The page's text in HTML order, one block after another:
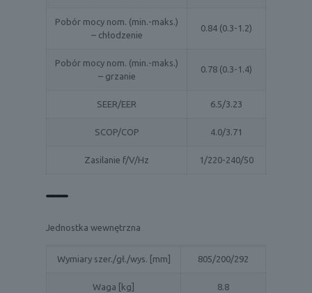
Pobór mocy nom. (min.-maks.)
– chłodzenie
0.84 (0.3-1.2)
Pobór mocy nom. (min.-maks.)
– grzanie
0.78 (0.3-1.4)
SEER/EER 6.5/3.23
SCOP/COP 4.0/3.71
Zasilanie f/V/Hz 1/220-240/50
Jednostka wewnętrzna
Wymiary szer./gł./wys. [mm] 805/200/292
Waga [kg] 8.8